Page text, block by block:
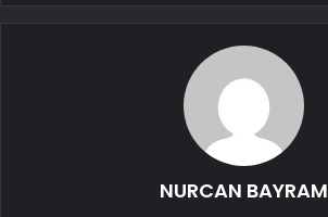
NURCAN BAYRAM